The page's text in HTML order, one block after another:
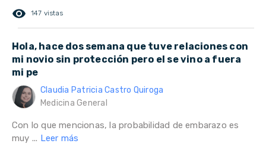
remove_red_eye 147 vistas
Hola, hace dos semana que tuve relaciones con
mi novio sin protección pero el se vino a fuera
mi pe
Claudia Patricia Castro Quiroga
Medicina General
Con lo que mencionas, la probabilidad de embarazo es
muy ... Leer más